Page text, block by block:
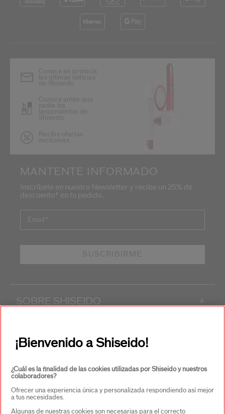
MANTENTE INFORMADO
Inscríbete en nuestra Newsletter y recibe un 25% de
descuento* en tu pedido.
*
Email
SUSCRIBIRME
SOBRE SHISEIDO +
CONTACTO +
¡Bienvenido a Shiseido!
¿Cuál es la finalidad de las cookies utilizadas por Shiseido y nuestros
colaboradores?
Ofrecer una experiencia única y personalizada respondiendo así mejor
a tus necesidades.
Algunas de nuestras cookies son necesarias para el correcto